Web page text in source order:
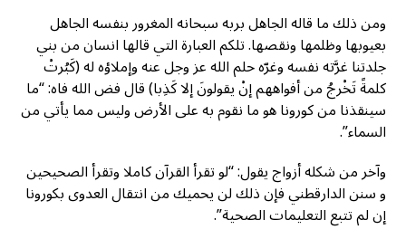
ومن ذلك ما قاله الجاهل بربه سبحانه المغرور بنفسه الجاهل
بعيوبها وظلمها ونقصها. تلكم العبارة التي قالها انسان من بني
جلدتنا غرَّته نفسه وغرّه حلم الله عز وجل عنه وإملاؤه له (كَبُرتْ
كلمةً تَخْرجُ من أفواههم إنْ يقولونَ إلا كَذِبا) قال فض الله فاه: “ما
سينقذنا من كورونا هو ما نقوم به على الأرض وليس مما يأتي من
السماء”.
وآخر من شكله أزواج يقول: “لو تقرأ القرآن كاملا وتقرأ الصحيحين
و سنن الدارقطني فإن ذلك لن يحميك من انتقال العدوى بكورونا
إن لم تتبع التعليمات الصحية”.